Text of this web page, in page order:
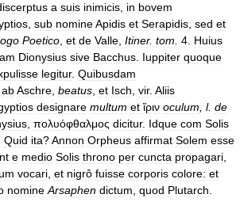
a suis inimicis in bovem
sub nomineApidis et Serapidis sed et
Poetico et de Valle Itiner. tom 4 Huius
Dionysius sive Bacchus Iuppiter quoque
legitur. Quibusdam
abAschre beatus et Isch vir. Aliis
designare multum et ἴριν oculum l. de
πολυόφθαλμος dicitur. Idque com Solis
Quid ita?Annon Orpheus affirmat Solem esse
e medio Solis throno per cuncta propagari
vocari et nigrô fuisse corporis colore: et
nomine Arsaphen dictum quod Plutarch